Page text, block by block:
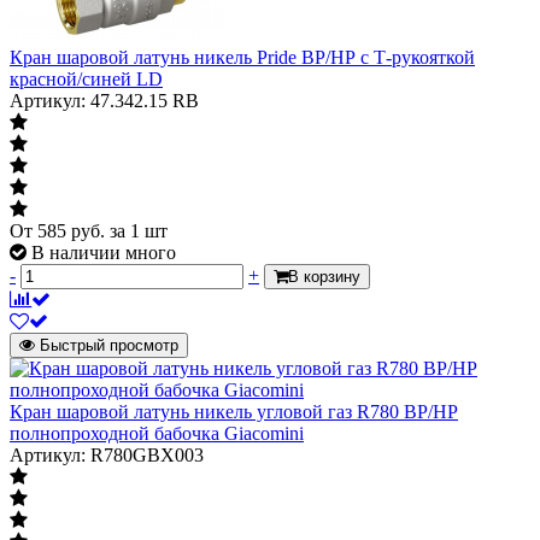
Модель
Модель
Указывает модель как в паспорте
производителя либо типовая фигура
11б27п6
Рабочая среда
Рабочая среда
Указывает рабочую среду на которой
может быть установлен кран и при этом
будет обеспечена работоспособность и
долговечность крана
Резьба
Уплотнения шара
Уплотнения шара
Материал уплотнений шара крана
PTFE
Уплотнения штока
Уплотнения штока
Кран шаровой латунь никель Pride ВР/НР с Т-рукояткой
красной/синей LD
Артикул: 47.342.15 RB
От 585 руб. за 1 шт
В наличии много
-
+ В корзину
Быстрый просмотр
Кран шаровой латунь никель угловой газ R780 ВР/НР
полнопроходной бабочка Giacomini
Артикул: R780GBX003